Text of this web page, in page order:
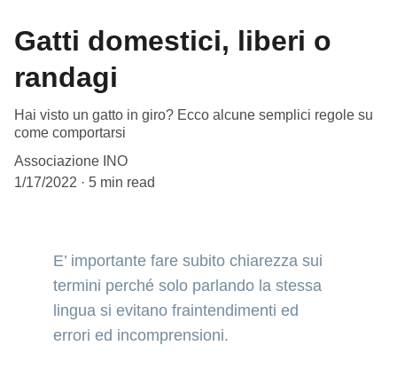
Gatti domestici, liberi o
randagi
Hai visto un gatto in giro? Ecco alcune semplici regole su
come comportarsi
Associazione INO
1/17/2022
5 min read
E’ importante fare subito chiarezza sui
termini perché solo parlando la stessa
lingua si evitano fraintendimenti ed
errori ed incomprensioni.